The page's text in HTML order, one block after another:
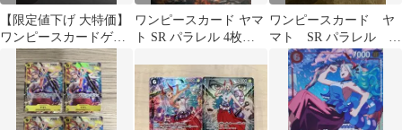
【限定値下げ 大特価】
ワンピースカードゲー
ム 決戦の刻 まとめ売り
9枚セット
ワンピースカード ヤマ
ト SR パラレル 4枚
ワンピースカード ヤ
マト SR パラレル
EB02-006